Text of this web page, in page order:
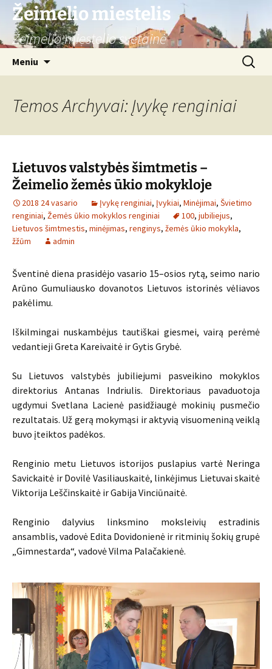
Žeimelio miestelis
Žeimelio miestelio svetainė
Meniu Ieškoti:
Temos Archyvai: Įvykę renginiai
Lietuvos valstybės šimtmetis –
Žeimelio žemės ūkio mokykloje
2018 24 vasario Įvykę renginiai, Įvykiai, Minėjimai, Švietimo
renginiai, Žemės ūkio mokyklos renginiai 100, jubiliejus,
Lietuvos šimtmestis, minėjimas, renginys, žemės ūkio mokykla,
žžūm
admin
Šventinė diena prasidėjo vasario 15–osios rytą, seimo nario
Arūno Gumuliausko dovanotos Lietuvos istorinės vėliavos
pakėlimu.
Iškilmingai nuskambėjus tautiškai giesmei, vairą perėmė
vedantieji Greta Kareivaitė ir Gytis Grybė.
Su Lietuvos valstybės jubiliejumi pasveikino mokyklos
direktorius Antanas Indriulis. Direktoriaus pavaduotoja
ugdymui Svetlana Lacienė pasidžiaugė mokinių pusmečio
rezultatais. Už gerą mokymąsi ir aktyvią visuomeniną veiklą
buvo įteiktos padėkos.
Renginio metu Lietuvos istorijos puslapius vartė Neringa
Savickaitė ir Dovilė Vasiliauskaitė, linkėjimus Lietuvai skaitė
Viktorija Leščinskaitė ir Gabija Vinciūnaitė.
Renginio dalyvius linksmino moksleivių estradinis
ansamblis, vadovė Edita Dovidonienė ir ritminių šokių grupė
„Gimnestarda“, vadovė Vilma Palačakienė.